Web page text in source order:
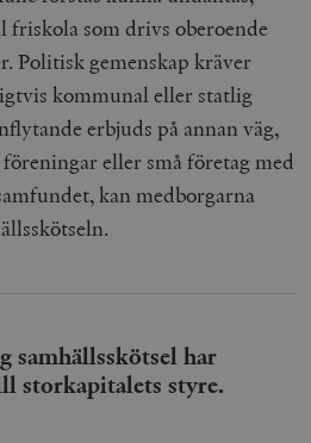
friskola som drivs oberoende
Politisk gemenskap kräver
kommunal eller statlig
erbjuds på annan väg,
eller små företag med
kan medborgarna
samhällsskötsel har
storkapitalets styre.